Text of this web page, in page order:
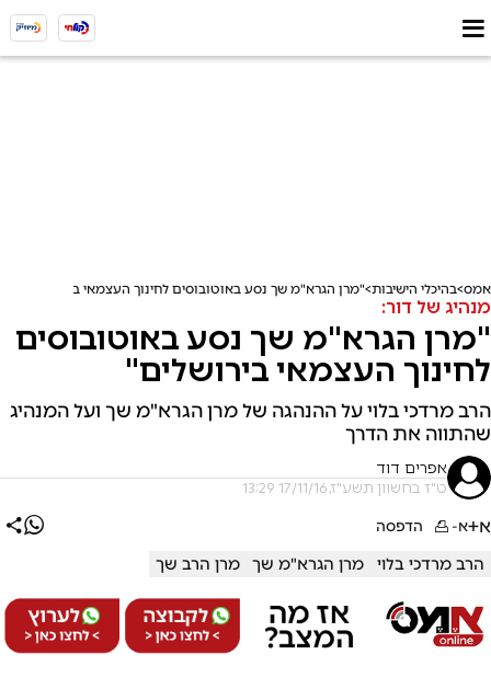
אמס בהיכלי הישיבות "מרן הגרא"מ שך נסע באוטובוסים לחינוך העצמאי בירושלים"
מנהיג של דור:
"מרן הגרא"מ שך נסע באוטובוסים
לחינוך העצמאי בירושלים"
הרב מרדכי בלוי על ההנהגה של מרן הגרא"מ שך ועל המנהיג
שהתווה את הדרך
אפרים דוד
ט"ז בחשוון תשע"ז, 17/11/16 13:29
א+א- הדפסה
הרב מרדכי בלוי מרן הגרא"מ שך מרן הרב שך